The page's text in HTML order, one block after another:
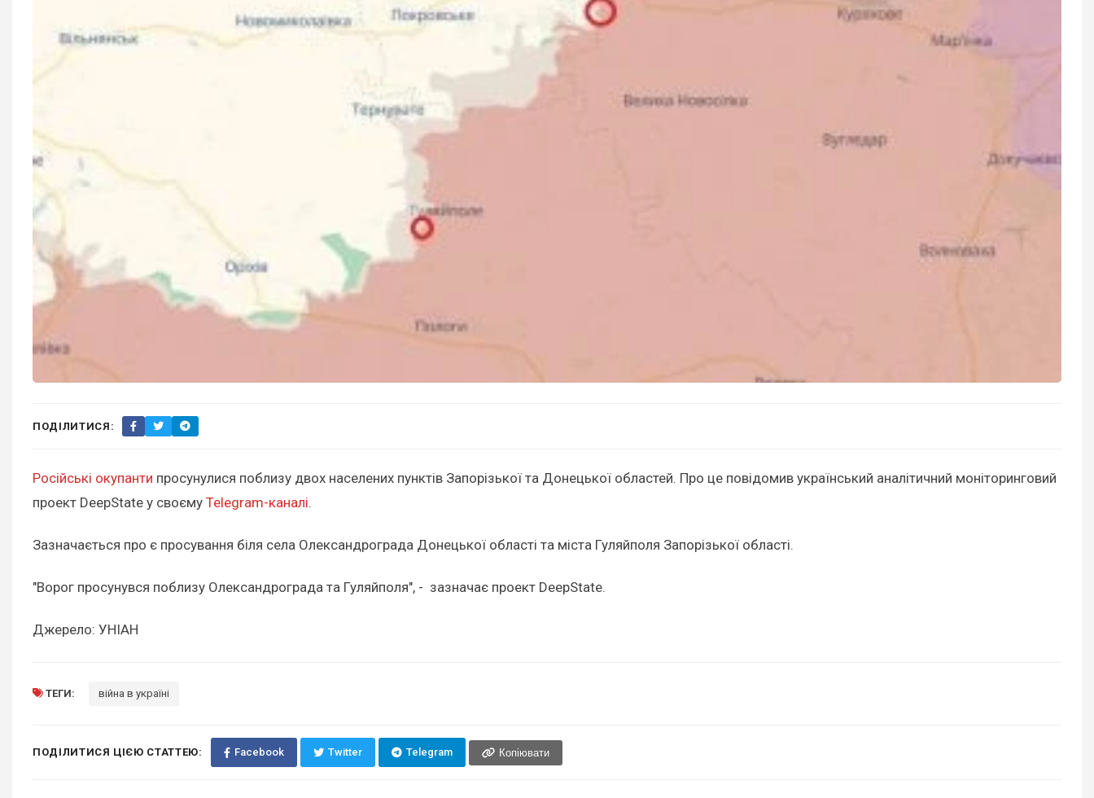
ПОДІЛИТИСЯ:
Російські окупанти просунулися поблизу двох населених пунктів Запорізької та Донецької областей. Про це повідомив український аналітичний моніторинговий
проект DeepState у своєму Telegram-каналі.
Зазначається про є просування біля села Олександрограда Донецької області та міста Гуляйполя Запорізької області.
"Ворог просунувся поблизу Олександрограда та Гуляйполя", - зазначає проект DeepState.
Джерело: УНІАН
ТЕГИ: війна в україні
ПОДІЛИТИСЯ ЦІЄЮ СТАТТЕЮ: Facebook Twitter Telegram Копіювати